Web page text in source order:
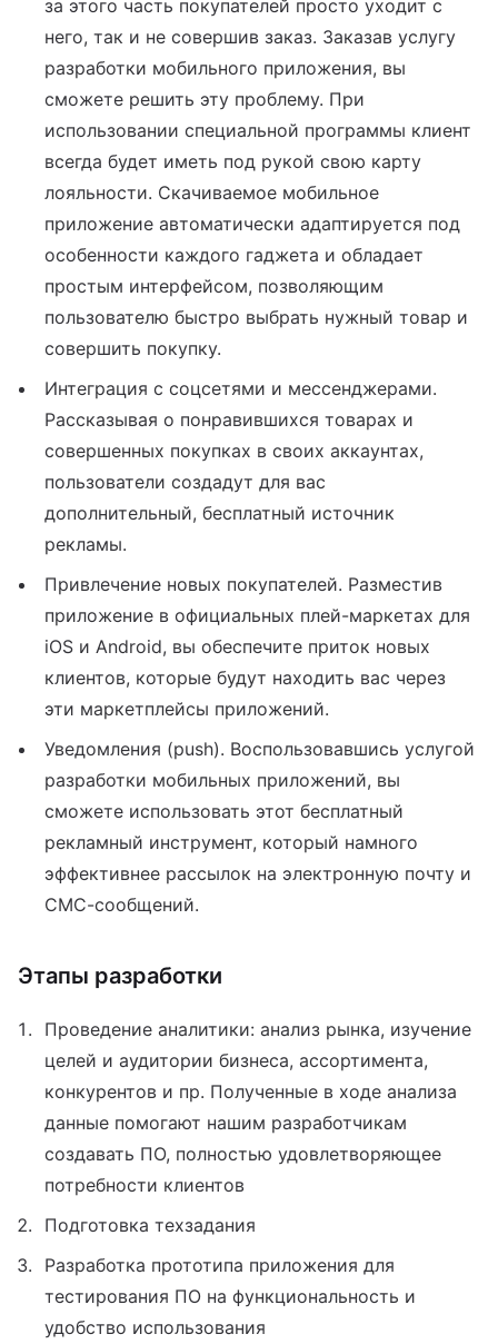
за этого часть покупателей просто уходит с
него, так и не совершив заказ. Заказав услугу
разработки мобильного приложения, вы
сможете решить эту проблему. При
использовании специальной программы клиент
всегда будет иметь под рукой свою карту
лояльности. Скачиваемое мобильное
приложение автоматически адаптируется под
особенности каждого гаджета и обладает
простым интерфейсом, позволяющим
пользователю быстро выбрать нужный товар и
совершить покупку.
Интеграция с соцсетями и мессенджерами.
Рассказывая о понравившихся товарах и
совершенных покупках в своих аккаунтах,
пользователи создадут для вас
дополнительный, бесплатный источник
рекламы.
Привлечение новых покупателей. Разместив
приложение в официальных плей-маркетах для
iOS и Android, вы обеспечите приток новых
клиентов, которые будут находить вас через
эти маркетплейсы приложений.
Уведомления (push). Воспользовавшись услугой
разработки мобильных приложений, вы
сможете использовать этот бесплатный
рекламный инструмент, который намного
эффективнее рассылок на электронную почту и
СМС-сообщений.
Этапы разработки
Проведение аналитики: анализ рынка, изучение
целей и аудитории бизнеса, ассортимента,
конкурентов и пр. Полученные в ходе анализа
данные помогают нашим разработчикам
создавать ПО, полностью удовлетворяющее
потребности клиентов
Подготовка техзадания
Разработка прототипа приложения для
тестирования ПО на функциональность и
удобство использования